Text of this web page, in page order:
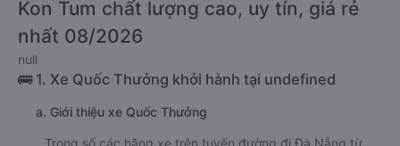
Kon Tum chất lượng cao, uy tín, giá rẻ
nhất 08/2026
null
🚌 1. Xe Quốc Thưởng khởi hành tại undefined
a. Giới thiệu xe Quốc Thưởng
Trong số các hãng xe trên tuyến đường đi Đà Nẵng từ